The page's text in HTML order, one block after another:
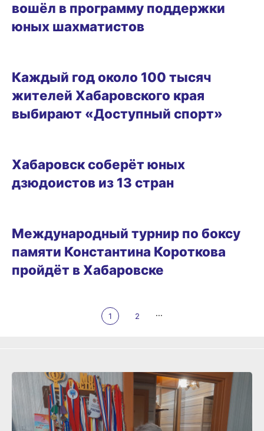
вошёл в программу поддержки
юных шахматистов
Каждый год около 100 тысяч
жителей Хабаровского края
выбирают «Доступный спорт»
Хабаровск соберёт юных
дзюдоистов из 13 стран
Международный турнир по боксу
памяти Константина Короткова
пройдёт в Хабаровске
1 2 ...